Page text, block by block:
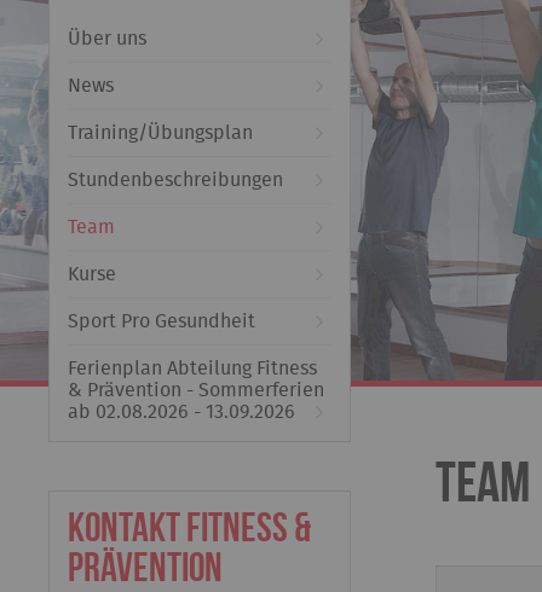
Über uns
News
Training/Übungsplan
Stundenbeschreibungen
Team
Kurse
Sport Pro Gesundheit
Ferienplan Abteilung Fitness
& Prävention - Sommerferien
ab 02.08.2026 - 13.09.2026
Kontakt Fitness &
Prävention
Team